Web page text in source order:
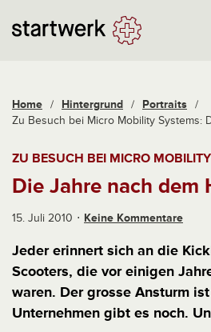
Home / Hintergrund / Portraits /
Zu Besuch bei Micro Mobility Systems:
ZU BESUCH BEI MICRO
Die Jahre nach dem
15. Juli 2010 Keine Kommentare
Jeder erinnert sich an die
Scooters, die vor einigen
waren. Der grosse Ansturm
Unternehmen gibt es noch.